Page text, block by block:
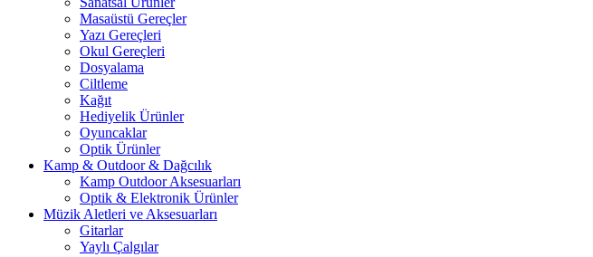
Masaüstü Gereçler
Yazı Gereçleri
Okul Gereçleri
Dosyalama
Ciltleme
Kağıt
Hediyelik Ürünler
Oyuncaklar
Optik Ürünler
Kamp & Outdoor & Dağcılık
Kamp Outdoor Aksesuarları
Optik & Elektronik Ürünler
Müzik Aletleri ve Aksesuarları
Gitarlar
Yaylı Çalgılar